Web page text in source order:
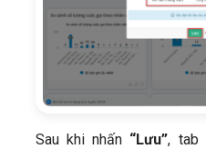
Sau khi nhấn “Lưu”, tab